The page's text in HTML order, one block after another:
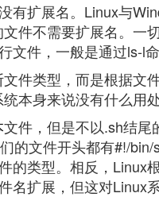
有扩展名。Linux与
件不需要扩展名。一
文件，一般是通过ls-l
件类型，而是根据文
本身来说没有什么用处
文件，但是不以.sh结尾
的文件开头都有#!/
的类型。相反，Linux
名扩展，但这对Linux